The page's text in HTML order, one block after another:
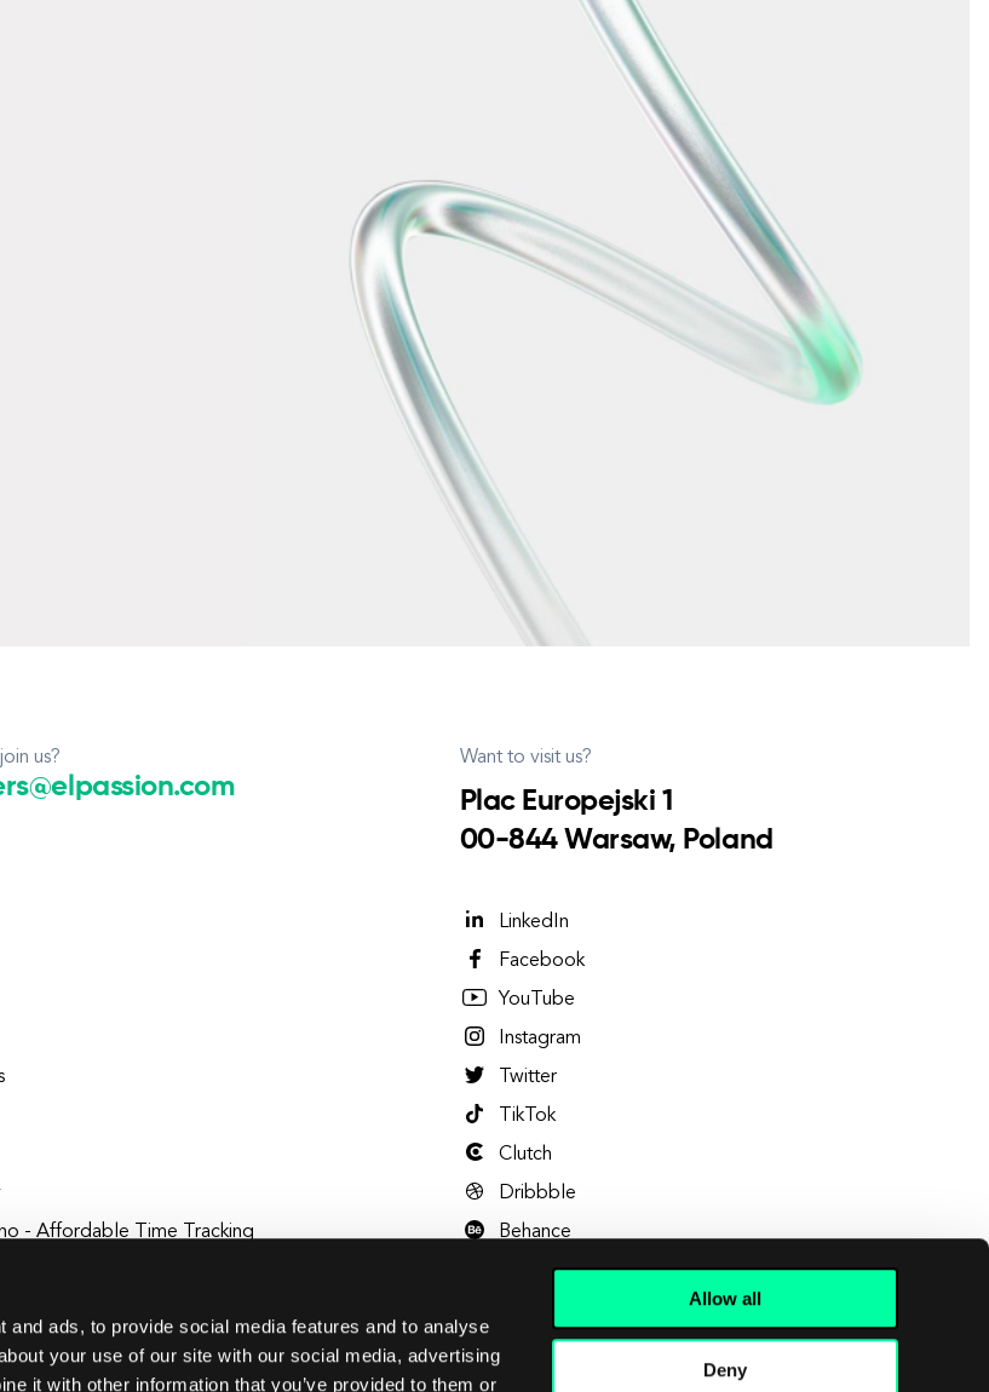
and ads, to provide social media features and to analyse
your use of our site with our social media, advertising
it with other information that you’ve provided to them or
Allow all
Deny
us? Want to visit us?
Plac Europejski 1
00-844 Warsaw, Poland
- Affordable Time Tracking
LinkedIn
Facebook
YouTube
Instagram
Twitter
TikTok
Clutch
Dribbble
Behance